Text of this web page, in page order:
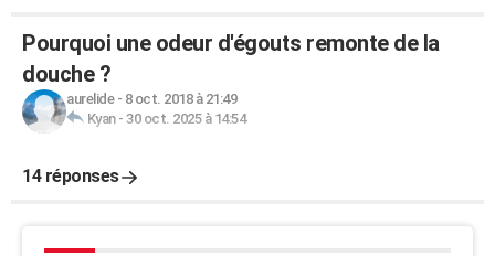
Pourquoi une odeur d'égouts remonte de la
douche ?
aurelide- 8 oct. 2018 à 21:49
Kyan- 30 oct. 2025 à 14:54
14 réponses